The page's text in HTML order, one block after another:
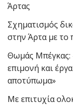
Άρτας
Σχηματισμός
στην Άρτα με το
Θωμάς Μπέγκας:
επιμονή και
αποτύπωμα»
Με επιτυχία